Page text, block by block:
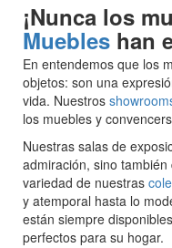
¡Nunca los
Muebles han
En entendemos que los
objetos: son una
vida. Nuestros
los muebles y
Nuestras salas de
admiración, sino
variedad de nuestras
y atemporal hasta lo
están siempre
perfectos para su hogar.